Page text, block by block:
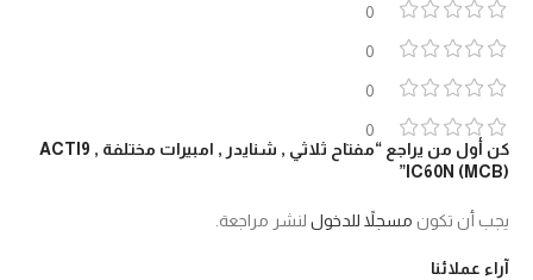
0
0
0
0
آراء عملائنا
كن أول من يراجع “مفتاح ثلاثي , شنايدر , امبيرات مختلفة , ACTI9
IC60N (MCB)”
يجب أن تكون مسجلاً للدخول لنشر مراجعة.